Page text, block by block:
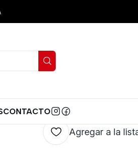
CONTACTO
FX570 PLUS ORIGINAL
AGREGAR AL CARRITO
Agregar a la